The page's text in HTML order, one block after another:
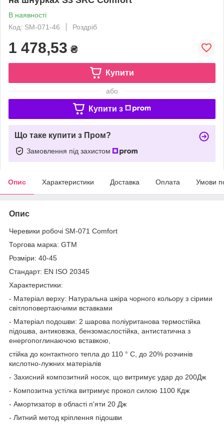
В наявності
Код: SM-071-46
Роздріб
1 478,53 ₴
Купити
або
Купити з
Що таке купити з Пром?
Замовлення під захистом
Опис Характеристики Доставка Оплата Умови
Опис
Черевики робочі SM-071 Comfort
Торгова марка: GTM
Розміри: 40-45
Стандарт: EN ISO 20345
Характеристики:
- Матеріал верху: Натуральна шкіра чорного кольору з сірими
світлоповертаючими вставками
- Матеріал подошви: 2 шарова поліуританова термостійка
підошва, антиковзка, бензомаслостійка, антистатична з
енергопоглинаючою вставкою,
стійка до контактного тепла до 110 ° С, до 20% розчинів
кислотно-лужних матеріалів
- Захисний композитний носок, що витримує удар до 200Дж
- Композитна устілка витримує прокол силою 1100 Кдж
- Амортизатор в області п'яти 20 Дж
- Литний метод кріплення підошви